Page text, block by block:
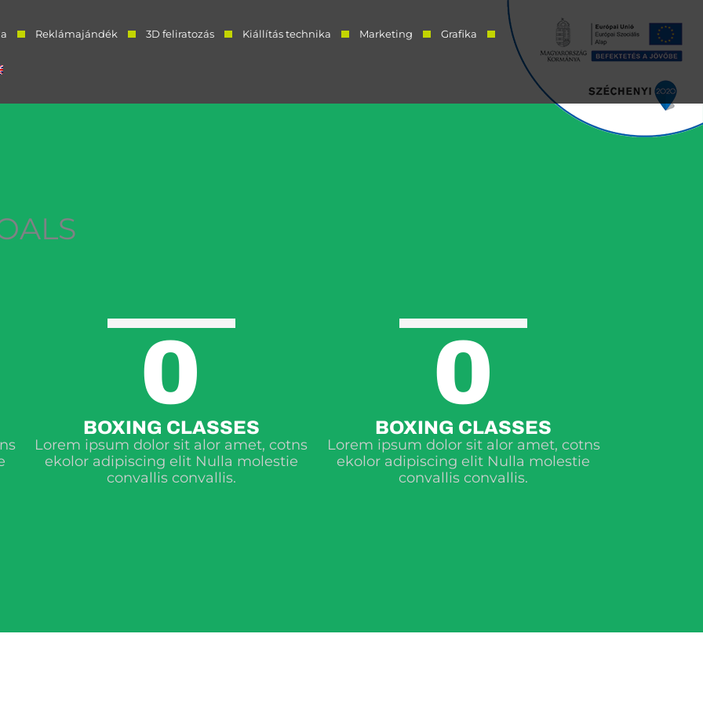
Reklámajándék 3D feliratozás Kiállítás technika Marketing Grafika
BOXING CLASSES
0
Lorem ipsum dolor sit alor amet, cotns
ekolor adipiscing elit Nulla molestie
convallis convallis.
BOXING CLASSES
0
Lorem ipsum dolor sit alor amet, cotns
ekolor adipiscing elit Nulla molestie
convallis convallis.